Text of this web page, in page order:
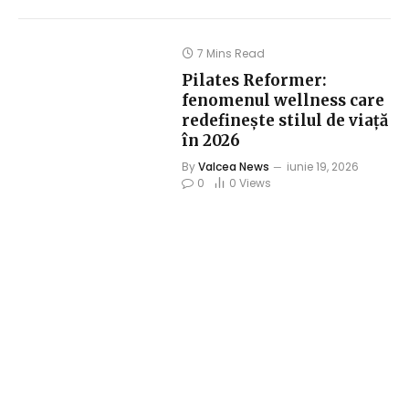
7 Mins Read
Pilates Reformer:
fenomenul wellness care
redefinește stilul de viață
în 2026
ByValcea News
iunie 19, 2026
0
0Views